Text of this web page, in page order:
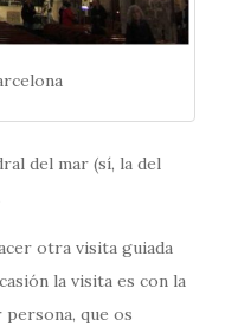
del mar (sí, la del
otra visita guiada
la visita es con la
que os